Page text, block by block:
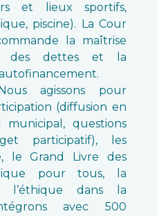
et lieux sportifs,
piscine). La Cour
la maîtrise
dettes et la
agissons pour
(diffusion en
questions
participatif), les
le Grand Livre des
pour tous, la
l’éthique dans la
avec 500